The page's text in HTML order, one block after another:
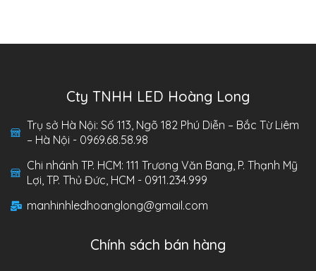
Cty TNHH LED Hoàng Long
Trụ sở Hà Nội: Số 113, Ngõ 182 Phú Diễn – Bắc Từ Liêm
– Hà Nội - 0969.68.58.98
Chi nhánh TP. HCM: 111 Trương Văn Bang, P. Thạnh Mỹ
Lợi, TP. Thủ Đức, HCM - 0911.234.999
manhinhledhoanglong@gmail.com
Chính sách bán hàng